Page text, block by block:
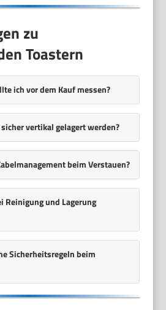
zu
Toastern
ich vor dem Kauf messen?
vertikalgelagert werden?
beim Verstauen?
Reinigung und Lagerung
Sicherheitsregeln beim